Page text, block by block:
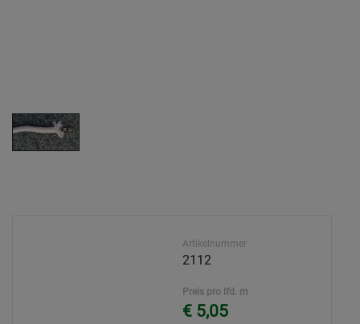
Artikelnummer
2112
Preis pro lfd. m
€ 5,05